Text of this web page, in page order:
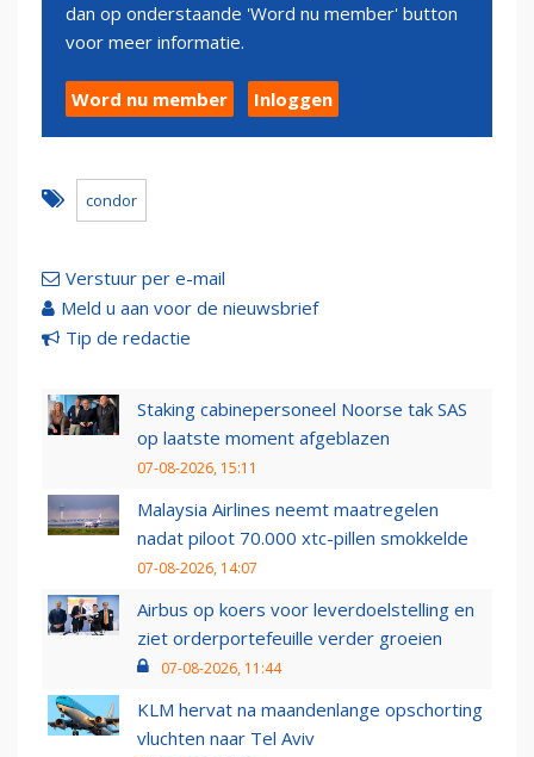
dan op onderstaande 'Word nu member' button
voor meer informatie.
Word nu member Inloggen
condor
Verstuur per e-mail
Meld u aan voor de nieuwsbrief
Tip de redactie
Staking cabinepersoneel Noorse tak SAS
op laatste moment afgeblazen
07-08-2026, 15:11
Malaysia Airlines neemt maatregelen
nadat piloot 70.000 xtc-pillen smokkelde
07-08-2026, 14:07
Airbus op koers voor leverdoelstelling en
ziet orderportefeuille verder groeien
07-08-2026, 11:44
KLM hervat na maandenlange opschorting
vluchten naar Tel Aviv